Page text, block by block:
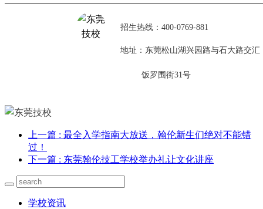
招生热线：400-0769-881
地址：东莞松山湖兴园路与石大路交汇
饭罗围街31号
上一篇 : 最全入学指南大放送，翰伦新生们绝对不能错
过！
下一篇 : 东莞翰伦技工学校举办礼让文化讲座
学校资讯